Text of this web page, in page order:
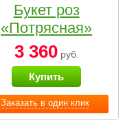
Заказать в один клик
Букет роз
«Потрясная»
3 360руб.
Купить